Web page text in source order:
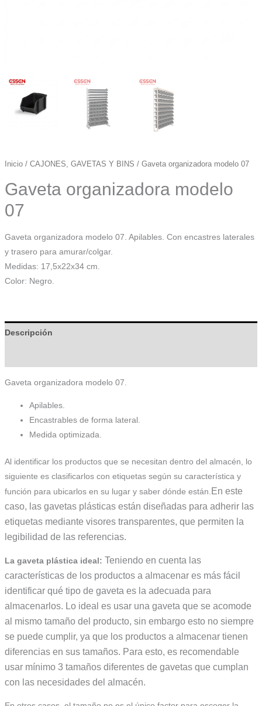
Inicio/ CAJONES, GAVETAS Y BINS / Gaveta organizadora modelo 07
Gaveta organizadora modelo
07
Gaveta organizadora modelo 07. Apilables. Con encastres laterales
y trasero para amurar/colgar.
Medidas: 17,5x22x34 cm.
Color: Negro.
Descripción
Gaveta organizadora modelo 07.
Apilables.
Encastrables de forma lateral.
Medida optimizada.
Al identificar los productos que se necesitan dentro del almacén, lo
siguiente es clasificarlos con etiquetas según su característica y
función para ubicarlos en su lugar y saber dónde están. En este
caso, las gavetas plásticas están diseñadas para adherir las
etiquetas mediante visores transparentes, que permiten la
legibilidad de las referencias.
La gaveta plástica ideal: Teniendo en cuenta las
características de los productos a almacenar es más fácil
identificar qué tipo de gaveta es la adecuada para
almacenarlos. Lo ideal es usar una gaveta que se acomode
al mismo tamaño del producto, sin embargo esto no siempre
se puede cumplir, ya que los productos a almacenar tienen
diferencias en sus tamaños. Para esto, es recomendable
usar mínimo 3 tamaños diferentes de gavetas que cumplan
con las necesidades del almacén.